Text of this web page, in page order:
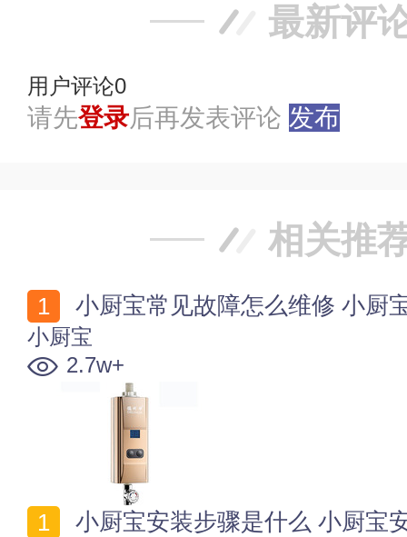
最新评
用户评论0
请先登录后再发表评论 发布
相关推
小厨宝常见故障怎么维修 小厨
小厨宝
2.7w+
小厨宝安装步骤是什么 小厨宝